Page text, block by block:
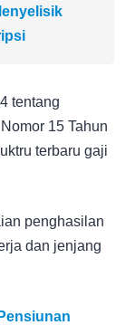
tentang
15 Tahun
terbaru gaji
penghasilan
dan jenjang